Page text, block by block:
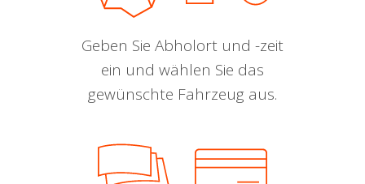
Geben Sie Abholort und -zeit
ein und wählen Sie das
gewünschte Fahrzeug aus.